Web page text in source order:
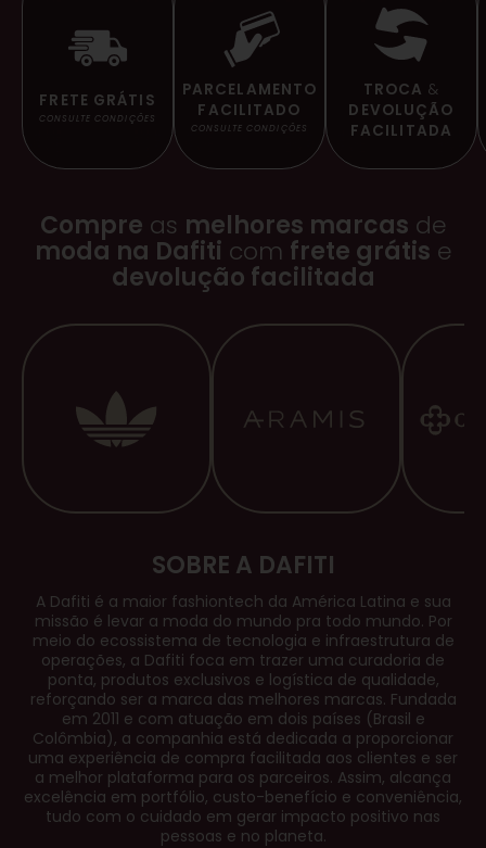
FRETE GRÁTIS
CONSULTE CONDIÇÕES
PARCELAMENTO
FACILITADO
CONSULTE CONDIÇÕES
TROCA &
DEVOLUÇÃO
FACILITADA
Compre as melhores marcas de
moda na Dafiti com frete grátis e
devolução facilitada
SOBRE A DAFITI
A Dafiti é a maior fashiontech da América Latina e sua
missão é levar a moda do mundo pra todo mundo. Por
meio do ecossistema de tecnologia e infraestrutura de
operações, a Dafiti foca em trazer uma curadoria de
ponta, produtos exclusivos e logística de qualidade,
reforçando ser a marca das melhores marcas. Fundada
em 2011 e com atuação em dois países (Brasil e
Colômbia), a companhia está dedicada a proporcionar
uma experiência de compra facilitada aos clientes e ser
a melhor plataforma para os parceiros. Assim, alcança
excelência em portfólio, custo-benefício e conveniência,
tudo com o cuidado em gerar impacto positivo nas
pessoas e no planeta.